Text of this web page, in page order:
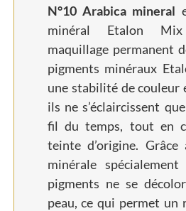
N°10 Arabica mineral
minéral Etalon
maquillage permanent
pigments minéraux
une stabilité de couleur
ils ne s’éclaircissent
fil du temps, tout en
teinte d’origine.
minérale
pigments ne se
peau, ce qui permet un